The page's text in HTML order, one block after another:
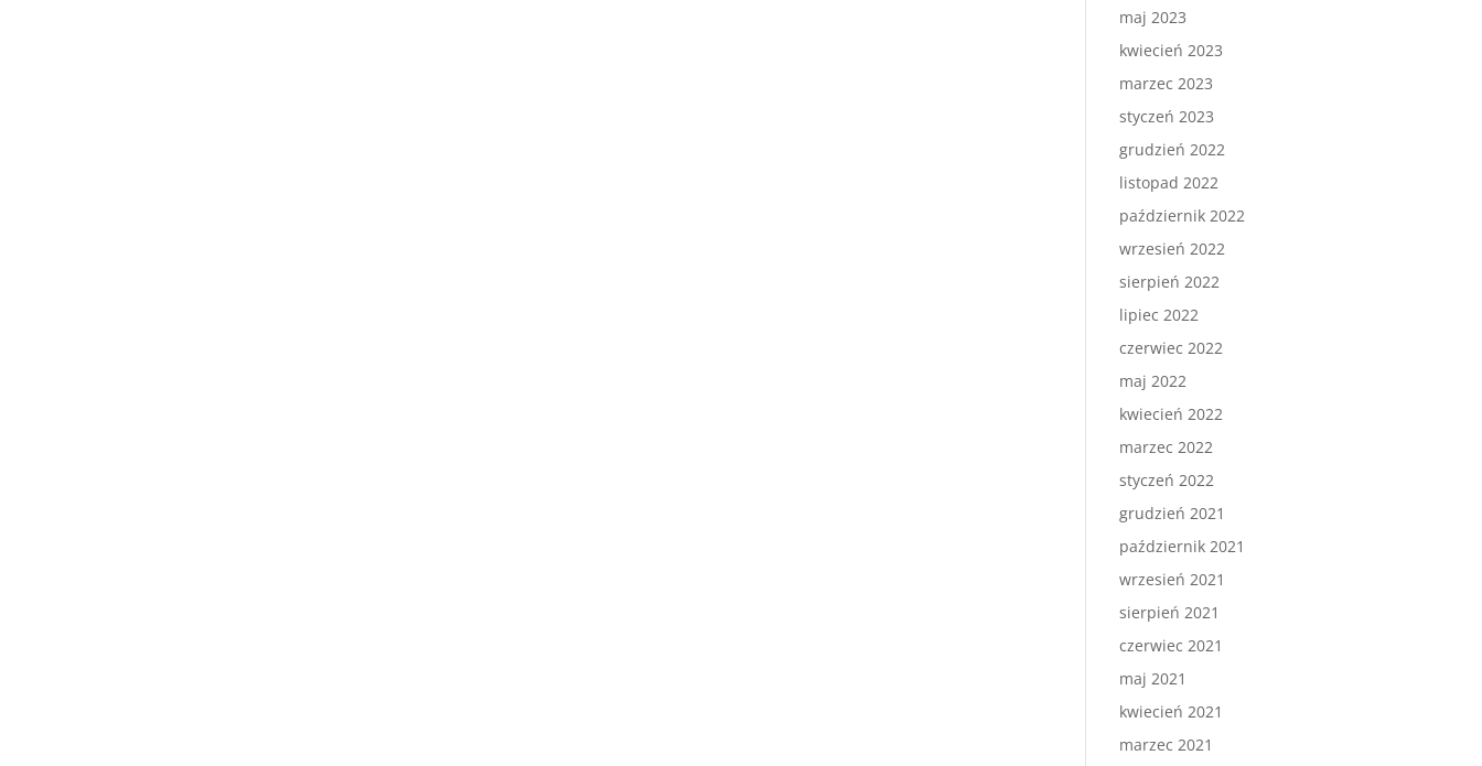
maj 2023
kwiecień 2023
marzec 2023
styczeń 2023
grudzień 2022
listopad 2022
październik 2022
wrzesień 2022
sierpień 2022
lipiec 2022
czerwiec 2022
maj 2022
kwiecień 2022
marzec 2022
styczeń 2022
grudzień 2021
październik 2021
wrzesień 2021
sierpień 2021
czerwiec 2021
maj 2021
kwiecień 2021
marzec 2021